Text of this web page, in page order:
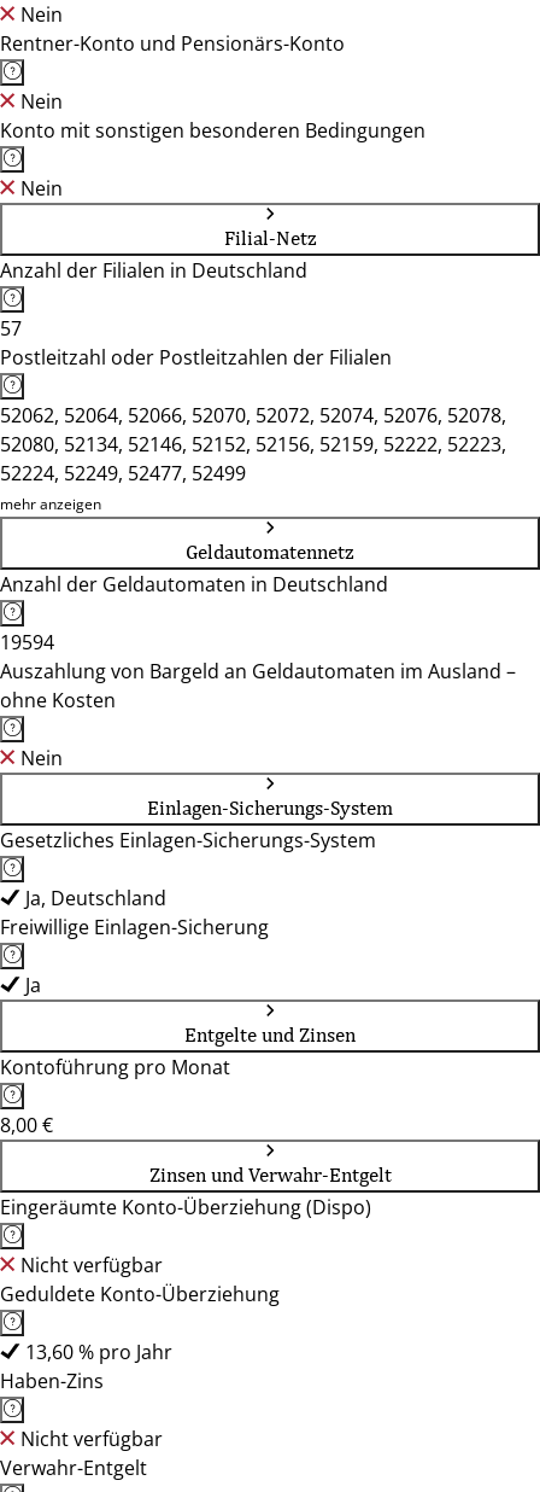
Nein
Rentner-Konto und Pensionärs-Konto
Nein
Konto mit sonstigen besonderen Bedingungen
Nein
Filial-Netz
Anzahl der Filialen in Deutschland
57
Postleitzahl oder Postleitzahlen der Filialen
52062, 52064, 52066, 52070, 52072, 52074, 52076, 52078,
52080, 52134, 52146, 52152, 52156, 52159, 52222, 52223,
52224, 52249, 52477, 52499
mehr anzeigen
Geldautomatennetz
Anzahl der Geldautomaten in Deutschland
19594
Auszahlung von Bargeld an Geldautomaten im Ausland –
ohne Kosten
Nein
Einlagen-Sicherungs-System
Gesetzliches Einlagen-Sicherungs-System
Ja, Deutschland
Freiwillige Einlagen-Sicherung
Ja
Entgelte und Zinsen
Kontoführung pro Monat
8,00 €
Zinsen und Verwahr-Entgelt
Eingeräumte Konto-Überziehung (Dispo)
Nicht verfügbar
Geduldete Konto-Überziehung
13,60 % pro Jahr
Haben-Zins
Nicht verfügbar
Verwahr-Entgelt